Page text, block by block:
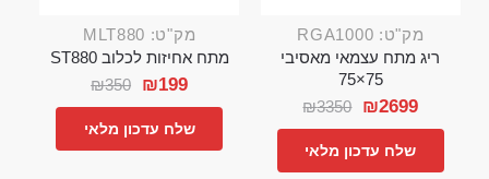
מק"ט: RGA1000
ריג מתח עצמאי מאסיבי
75×75
₪3350 ₪2699
שלח עדכון מלאי
מק"ט: MLT880
מתח אחיזות לכלוב ST880
₪350 ₪199
שלח עדכון מלאי